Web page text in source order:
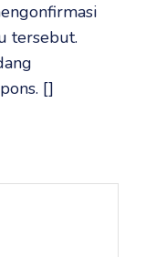
tersebut.
[]